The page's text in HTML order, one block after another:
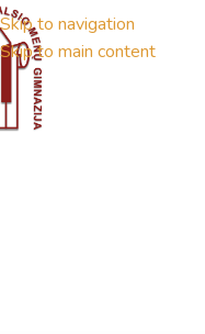
Skip to navigation
Skip to main content